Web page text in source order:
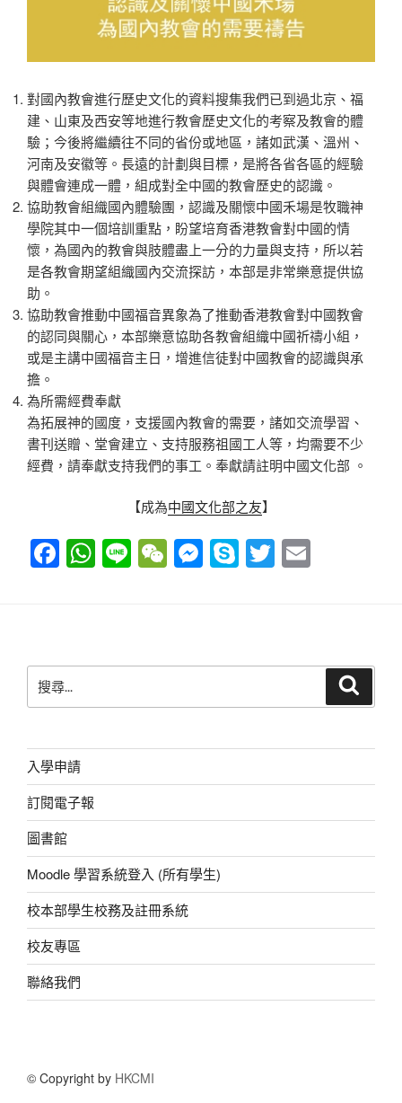
對國內教會進行歷史文化的資料搜集我們已到過北京、福
建、山東及西安等地進行教會歷史文化的考察及教會的體
驗；今後將繼續往不同的省份或地區，諸如武漢、溫州、
河南及安徽等。長遠的計劃與目標，是將各省各區的經驗
與體會連成一體，組成對全中國的教會歷史的認識。
協助教會組織國內體驗團，認識及關懷中國禾場是牧職神
學院其中一個培訓重點，盼望培育香港教會對中國的情
懷，為國內的教會與肢體盡上一分的力量與支持，所以若
是各教會期望組織國內交流探訪，本部是非常樂意提供協
助。
協助教會推動中國福音異象為了推動香港教會對中國教會
的認同與關心，本部樂意協助各教會組織中國祈禱小組，
或是主講中國福音主日，增進信徒對中國教會的認識與承
擔。
為所需經費奉獻
為拓展神的國度，支援國內教會的需要，諸如交流學習、
書刊送贈、堂會建立、支持服務祖國工人等，均需要不少
經費，請奉獻支持我們的事工。奉獻請註明中國文化部 。
【成為中國文化部之友】
F
a
b
o
k
W
h
A
p
Li
n
W
e
at
M
e
n
g
S
ky
T
wi
尋
字:
入學申請
訂閱電子報
圖書館
Moodle 學習系統登入 (所有學生)
校本部學生校務及註冊系統
校友專區
聯絡我們
© Copyright by HKCMI